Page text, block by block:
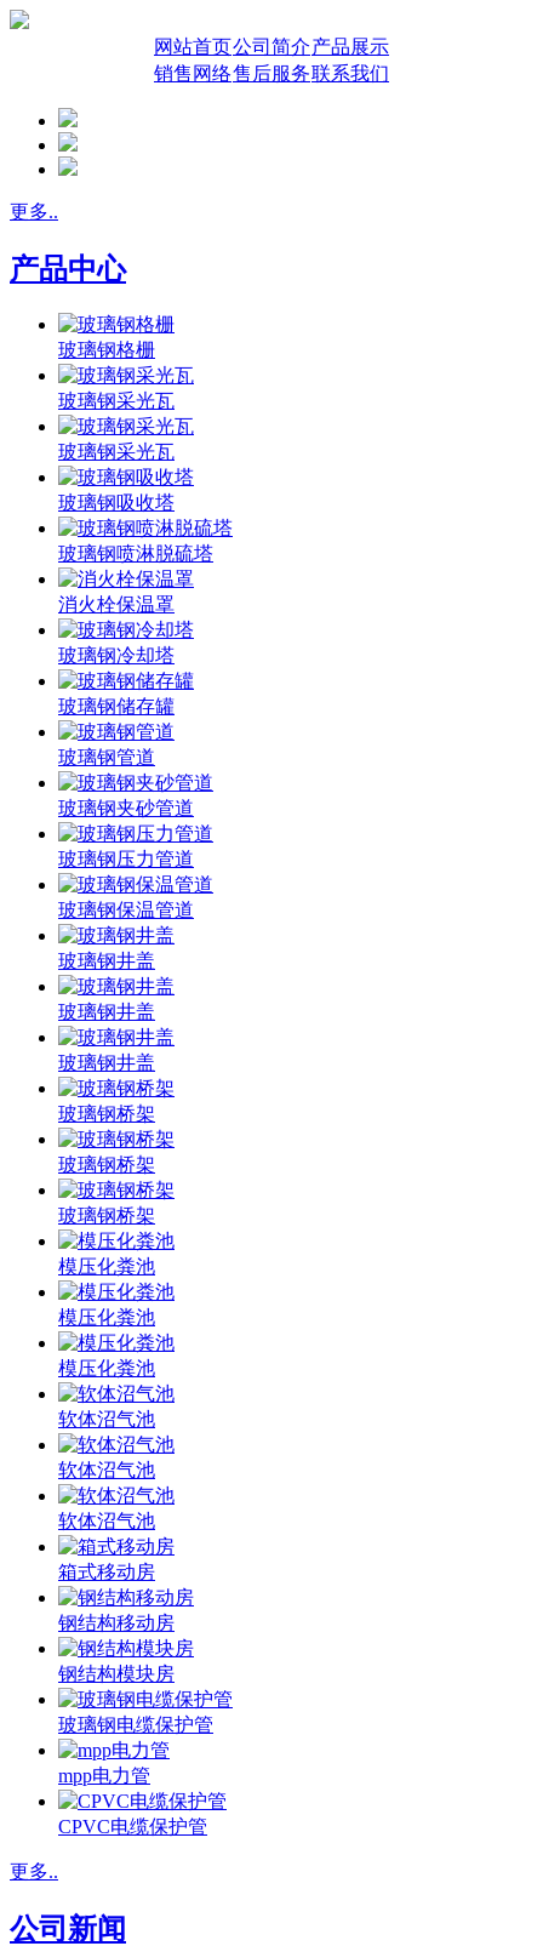
网站首页公司简介产品展示
销售网络售后服务联系我们
更多..
产品中心
玻璃钢格栅
玻璃钢采光瓦
玻璃钢采光瓦
玻璃钢吸收塔
玻璃钢喷淋脱硫塔
消火栓保温罩
玻璃钢冷却塔
玻璃钢储存罐
玻璃钢管道
玻璃钢夹砂管道
玻璃钢压力管道
玻璃钢保温管道
玻璃钢井盖
玻璃钢井盖
玻璃钢井盖
玻璃钢桥架
玻璃钢桥架
玻璃钢桥架
模压化粪池
模压化粪池
模压化粪池
软体沼气池
软体沼气池
软体沼气池
箱式移动房
钢结构移动房
钢结构模块房
玻璃钢电缆保护管
mpp电力管
CPVC电缆保护管
更多..
公司新闻